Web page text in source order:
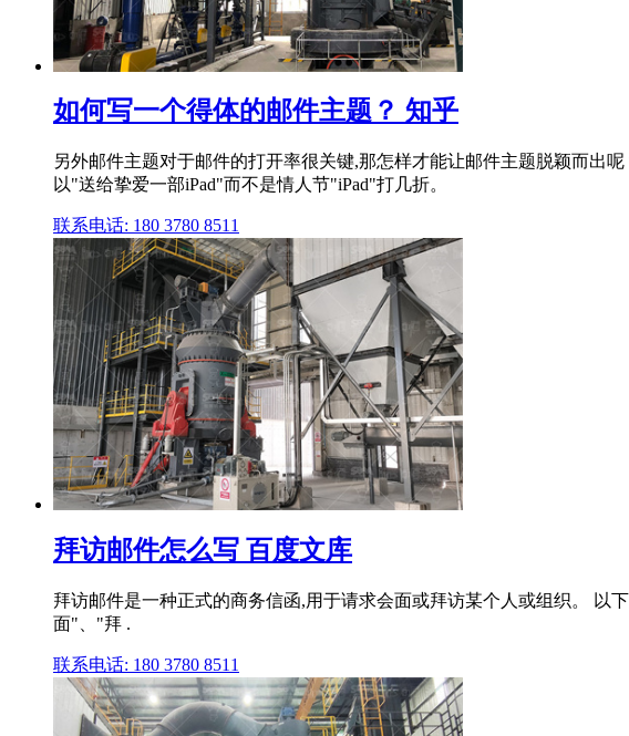
如何写一个得体的邮件主题？ 知乎
另外邮件主题对于邮件的打开率很关键,那怎样才能让邮件主题脱颖而出
以"送给挚爱一部iPad"而不是情人节"iPad"打几折。
联系电话: 180 3780 8511
拜访邮件怎么写 百度文库
拜访邮件是一种正式的商务信函,用于请求会面或拜访某个人或组织。 以
面"、"拜 .
联系电话: 180 3780 8511